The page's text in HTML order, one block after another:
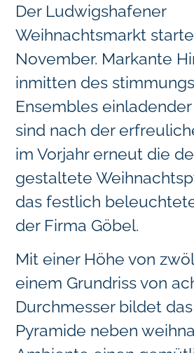
Der Ludwigshafener
Weihnachtsmarkt
November. Markante
inmitten des
Ensembles
sind nach der
im Vorjahr erneut die
gestaltete
das festlich
der Firma Göbel.
Mit einer Höhe von
einem Grundriss von
Durchmesser bildet
Pyramide neben